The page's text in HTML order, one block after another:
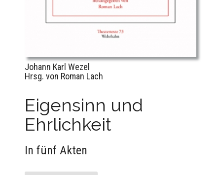
Johann Karl Wezel
Hrsg. von Roman Lach
Eigensinn und
Ehrlichkeit
In fünf Akten